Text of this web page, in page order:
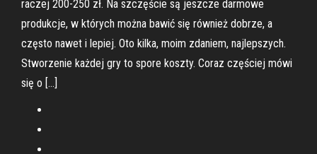
raczej 200-250 zł. Na szczęście są jeszcze darmowe
produkcje, w których można bawić się również dobrze, a
często nawet i lepiej. Oto kilka, moim zdaniem, najlepszych.
Stworzenie każdej gry to spore koszty. Coraz częściej mówi
się o […]